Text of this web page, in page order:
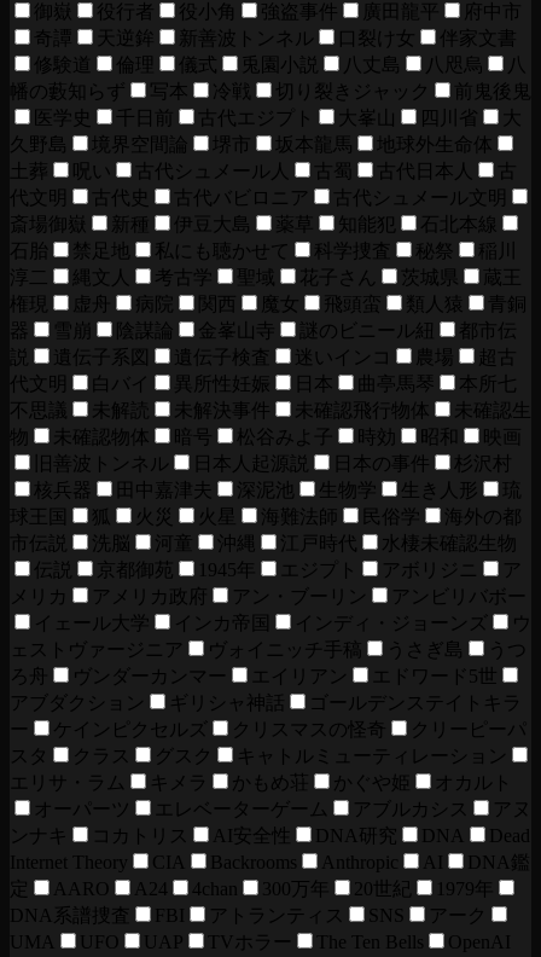
御嶽
役行者 役小角 強盗事件 廣田龍平
府中市
奇譚
天逆鉾 新善波トンネル 口裂け女
伴家文書
修験道
倫理 儀式 兎園小説 八丈島 八咫烏
八
幡の藪知らず
写本 冷戦 切り裂きジャック
前鬼後鬼
医学史
千日前 古代エジプト 大峯山 四川省
大
久野島
境界空間論 堺市 坂本龍馬
地球外生命体
土葬
呪い 古代シュメール人 古蜀 古代日本人
古
代文明
古代史 古代バビロニア
古代シュメール文明
斎場御嶽
新種 伊豆大島 薬草 知能犯
石北本線
石胎
禁足地 私にも聴かせて 科学捜査 秘祭
稲川
淳二
縄文人 考古学 聖域 花子さん 茨城県
蔵王
権現
虚舟 病院 関西 魔女 飛頭蛮 類人猿
青銅
器
雪崩 陰謀論 金峯山寺 謎のビニール紐
都市伝
説
遺伝子系図 遺伝子検査 迷いインコ 農場
超古
代文明
白バイ 異所性妊娠 日本 曲亭馬琴
本所七
不思議
未解読 未解決事件 未確認飛行物体
未確認生
物
未確認物体 暗号 松谷みよ子 時効 昭和
映画
旧善波トンネル
日本人起源説 日本の事件
杉沢村
核兵器
田中嘉津夫 深泥池 生物学 生き人形
琉
球王国
狐 火災 火星 海難法師 民俗学
海外の都
市伝説
洗脳 河童 沖縄 江戸時代
水棲未確認生物
伝説
京都御苑 1945年 エジプト アボリジニ
ア
メリカ
アメリカ政府 アン・ブーリン
アンビリバボー
イェール大学
インカ帝国 インディ・ジョーンズ
ウ
ェストヴァージニア
ヴォイニッチ手稿 うさぎ島
うつ
ろ舟
ヴンダーカンマー エイリアン
エドワード5世
アブダクション
ギリシャ神話
ゴールデンステイトキラ
ー
ケインピクセルズ クリスマスの怪奇
クリーピーパ
スタ
クラス グスク
キャトルミューティレーション
エリサ・ラム
キメラ かもめ荘 かぐや姫
オカルト
オーパーツ
エレベーターゲーム アブルカシス
アヌ
ンナキ
コカトリス AI安全性 DNA研究 DNA
Dead
Internet Theory
CIA Backrooms Anthropic AI
DNA鑑
定
AARO A24 4chan 300万年 20世紀
1979年
DNA系譜捜査
FBI アトランティス SNS
アーク
UMA
UFO UAP TVホラー The Ten Bells
OpenAI